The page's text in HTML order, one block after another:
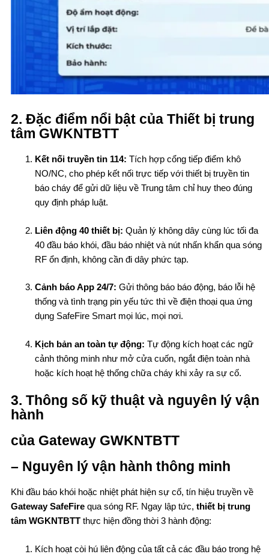
2. Đặc điểm nổi bật của Thiết bị trung
tâm GWKNTBTT
Kết nối truyền tin 114: Tích hợp cổng tiếp điểm khô
NO/NC, cho phép kết nối trực tiếp với thiết bị truyền tin
báo cháy để gửi dữ liệu về Trung tâm chỉ huy theo đúng
quy định pháp luật.
Liên động 40 thiết bị: Quản lý không dây cùng lúc tối đa
40 đầu báo khói, đầu báo nhiệt và nút nhấn khẩn qua sóng
RF ổn định, không cần đi dây phức tạp.
Cảnh báo App 24/7: Gửi thông báo báo động, báo lỗi hệ
thống và tình trạng pin yếu tức thì về điện thoại qua ứng
dụng SafeFire Smart mọi lúc, mọi nơi.
Kịch bản an toàn tự động: Tự động kích hoạt các ngữ
cảnh thông minh như mở cửa cuốn, ngắt điện toàn nhà
hoặc kích hoạt hệ thống chữa cháy khi xảy ra sự cố.
3. Thông số kỹ thuật và nguyên lý vận
hành
của Gateway GWKNTBTT
– Nguyên lý vận hành thông minh
Khi đầu báo khói hoặc nhiệt phát hiện sự cố, tín hiệu truyền về
Gateway SafeFire qua sóng RF. Ngay lập tức, thiết bị trung
tâm WGKNTBTT thực hiện đồng thời 3 hành động:
Kích hoạt còi hú liên động của tất cả các đầu báo trong hệ